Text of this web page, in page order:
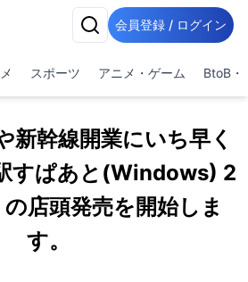
会員登録 / ログイン
スポーツ アニメ・ゲーム BtoB・
新幹線開業にいち早く
すぱあと(Windows) 2
店頭発売を開始しま
す。